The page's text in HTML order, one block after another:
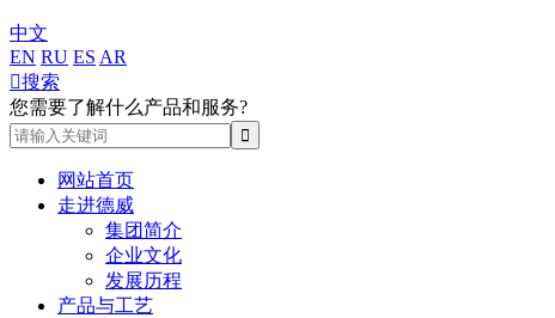
中文
EN RU ES AR
搜索
您需要了解什么产品和服务?
网站首页
走进德威
集团简介
企业文化
发展历程
产品与工艺